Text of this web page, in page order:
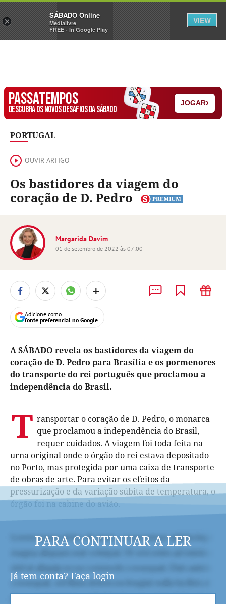
Sábado Assine Iniciar Sessão
PASSATEMPOS
DESCUBRA OS NOVOS DESAFIOS DA SÁBADO
JOGAR›
PORTUGAL
OUVIR ARTIGO
Os bastidores da viagem do
coração de D. Pedro
Margarida Davim
01 de setembro de 2022 às 07:00
+
Adicione como
fonte preferencial no Google
A SÁBADO revela os bastidores da viagem do
coração de D. Pedro para Brasília e os pormenores
do transporte do rei português que proclamou a
independência do Brasil.
T ransportar o coração de D. Pedro, o monarca
que proclamou a independência do Brasil,
requer cuidados. A viagem foi toda feita na
urna original onde o órgão do rei estava depositado
no Porto, mas protegida por uma caixa de transporte
de obras de arte. Para evitar os efeitos da
pressurização e da variação súbita de temperatura, o
órgão foi na cabine do avião.
PARA CONTINUAR A LER
Já tem conta? Faça login
×
SÁBADO Online
Medialivre
FREE - In Google Play
VIEW